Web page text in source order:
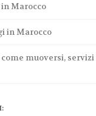
Marocco
in Marocco
muoversi, servizi